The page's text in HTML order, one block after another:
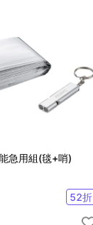
急用組(毯+哨)
52折